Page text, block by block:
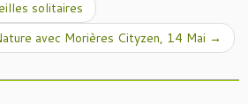
solitaires
avec Morières Cityzen, 14 Mai →